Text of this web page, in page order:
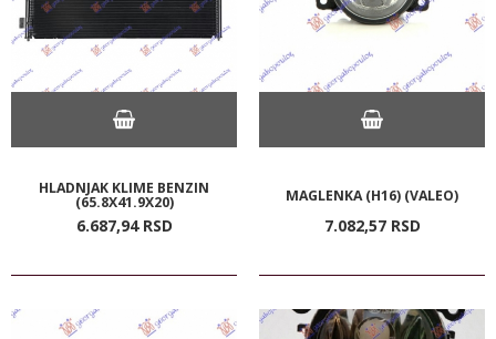
HLADNJAK KLIME BENZIN
(65.8X41.9X20)
6.687,94 RSD
MAGLENKA (H16) (VALEO)
7.082,57 RSD